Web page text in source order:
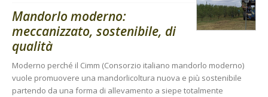
Mandorlo moderno:
meccanizzato, sostenibile, di
qualità
Moderno perché il Cimm (Consorzio italiano mandorlo moderno)
vuole promuovere una mandorlicoltura nuova e più sostenibile
partendo da una forma di allevamento a siepe totalmente